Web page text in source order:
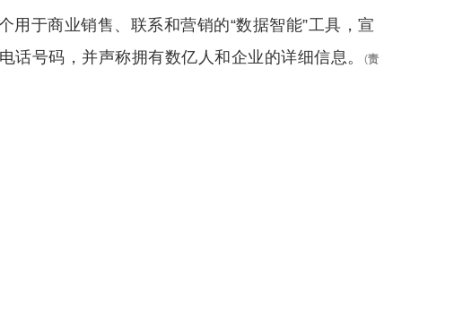
于商业销售、联系和营销的“数据智能”工具，宣
号码，并声称拥有数亿人和企业的详细信息。
(责